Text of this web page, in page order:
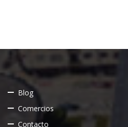
Blog
Comercios
Contacto